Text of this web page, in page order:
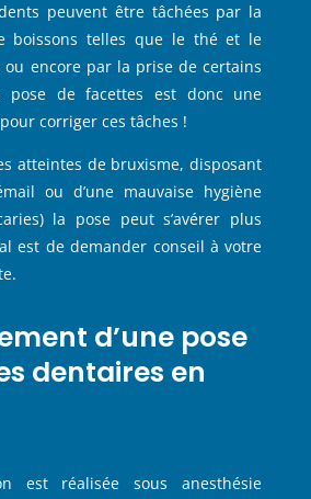
peuvent être tâchées par la
boissons telles que le thé et le
encore par la prise de certains
pose de facettes est donc une
corriger ces tâches !
atteintes de bruxisme, disposant
ou d’une mauvaise hygiène
la pose peut s’avérer plus
est de demander conseil à votre
d’une pose
dentaires en
est réalisée sous anesthésie